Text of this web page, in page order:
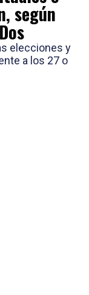
según
elecciones y
a los 27 o